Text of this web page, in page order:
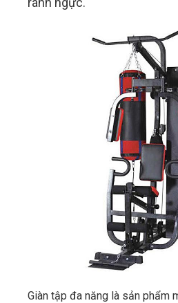
Giàn tập đa năng là sản phẩm